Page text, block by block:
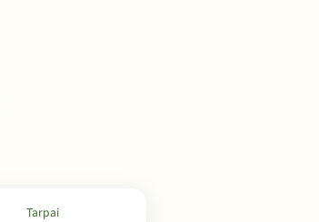
Tarpai